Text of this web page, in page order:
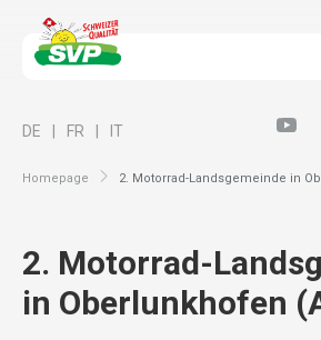
Homepage 2. Motorrad-Landsgemeinde in
DE FR IT
2. Motorrad-
in Oberlunkhofen